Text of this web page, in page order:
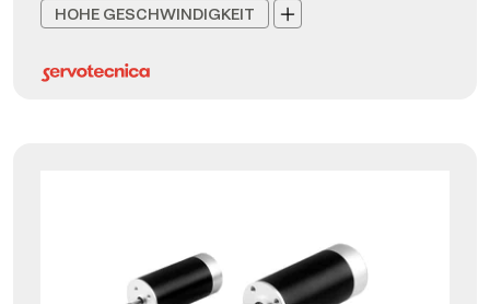
HOHE GESCHWINDIGKEIT